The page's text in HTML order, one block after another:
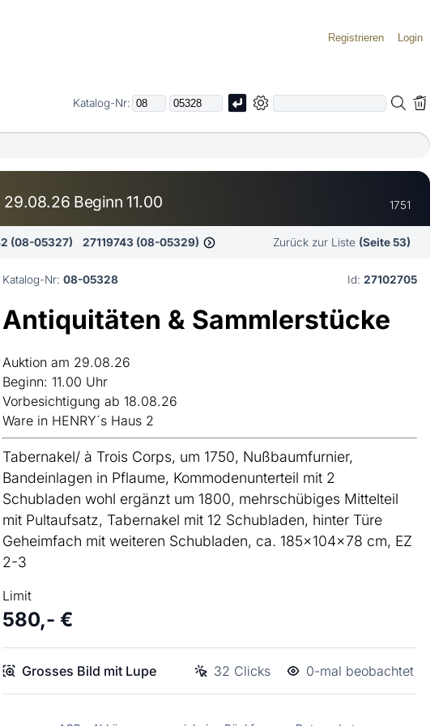
Registrieren Login
Katalog-Nr:
29.08.26 Beginn 11.00 1751
(08-05327) 27119743 (08-05329) Zurück zur Liste (Seite 53)
Katalog-Nr: 08-05328 Id: 27102705
Antiquitäten & Sammlerstücke
Auktion am 29.08.26
Beginn: 11.00 Uhr
Vorbesichtigung ab 18.08.26
Ware in HENRY´s Haus 2
Tabernakel/ à Trois Corps, um 1750, Nußbaumfurnier,
Bandeinlagen in Pflaume, Kommodenunterteil mit 2
Schubladen wohl ergänzt um 1800, mehrschübiges Mittelteil
mit Pultaufsatz, Tabernakel mit 12 Schubladen, hinter Türe
Geheimfach mit weiteren Schubladen, ca. 185x104x78 cm, EZ
2-3
Limit
580,- €
Grosses Bild mit Lupe 32 Clicks 0-mal beobachtet